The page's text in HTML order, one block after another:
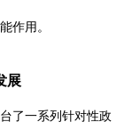
作用。
展
了一系列针对性政